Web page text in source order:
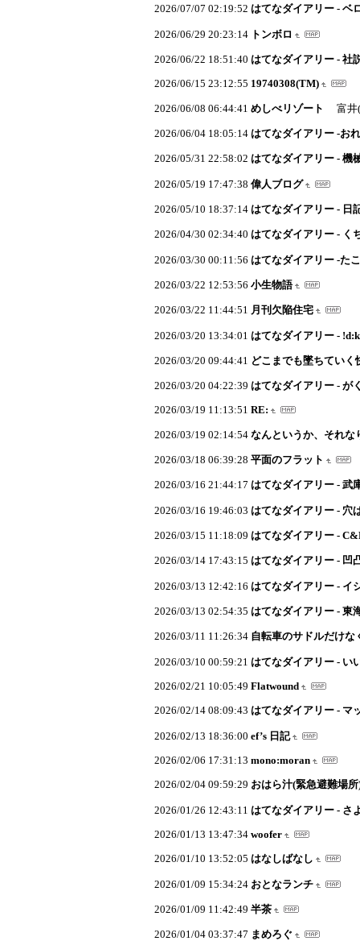
2026/07/07 02:19:52 はてなダイアリー - ベ
2026/06/29 20:23:14 トンボロ
2026/06/22 18:51:40 はてなダイアリー - 社
2026/06/15 23:12:55 19740308(TM)
2026/06/08 06:44:41 めしべリゾート 富井(
2026/06/04 18:05:14 はてなダイアリー -お
2026/05/31 22:58:02 はてなダイアリー - 機
2026/05/19 17:47:38 偉人ブログ
2026/05/10 18:37:14 はてなダイアリー - 日
2026/04/30 02:34:40 はてなダイアリー - く
2026/03/30 00:11:56 はてなダイアリー -た
2026/03/22 12:53:56 小生物語
2026/03/22 11:44:51 月刊欠陥住宅
2026/03/20 13:34:01 はてなダイアリー -
2026/03/20 09:44:41 どこまでも墜ちていく
2026/03/20 04:22:39 はてなダイアリー - が
2026/03/19 11:13:51 RE:
2026/03/19 02:14:54 なんというか、それな
2026/03/18 06:39:28 平面のフラット
2026/03/16 21:44:17 はてなダイアリー - 武
2026/03/16 19:46:03 はてなダイアリー - 穴
2026/03/15 11:18:09 はてなダイアリー -
2026/03/14 17:43:15 はてなダイアリー - 凹
2026/03/13 12:42:16 はてなダイアリー - イ
2026/03/13 02:54:35 はてなダイアリー - 東
2026/03/11 11:26:34 自転車のサドルだけな
2026/03/10 00:59:21 はてなダイアリー - い
2026/02/21 10:05:49 Flatwound
2026/02/14 08:09:43 はてなダイアリー - マ
2026/02/13 18:36:00 ef’s 日記
2026/02/06 17:31:13 mono:moran
2026/02/04 09:59:29 おはら汁(緊急避難場所
2026/01/26 12:43:11 はてなダイアリー - さ
2026/01/13 13:47:34 woofer
2026/01/10 13:52:05 はなしばなし
2026/01/09 15:34:24 おとなランチ
2026/01/09 11:42:49 半茶
2026/01/04 03:37:47 まめろぐ